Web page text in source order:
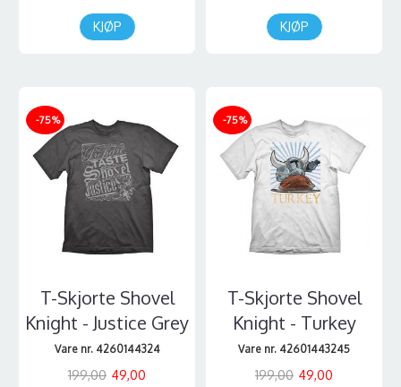
KJØP KJØP
-75%
T-Skjorte Shovel
Knight - Justice Grey
Vare nr. 4260144324
199,00 49,00
-75%
T-Skjorte Shovel
Knight - Turkey
Vare nr. 42601443245
199,00 49,00